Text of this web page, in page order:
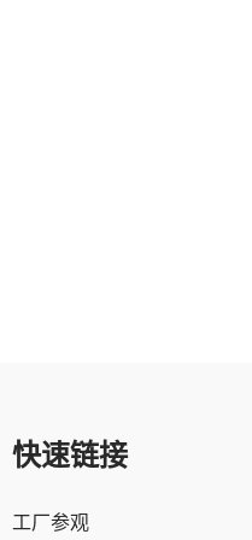
快速链接
工厂参观